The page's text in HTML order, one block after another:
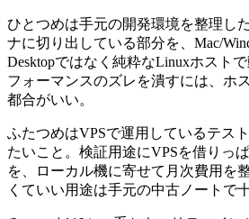
ひとつめは手元の開発環境を整理し
ナに切り出している部分を、Mac/
Desktopではなく純粋なLinuxホスト
フォーマンスのズレを潰すには、ホ
都合がいい。
ふたつめはVPSで運用しているテス
たいこと。検証用途にVPSを借りっ
を、ローカル機に寄せて月次費用を
くていい用途は手元の中古ノートで十